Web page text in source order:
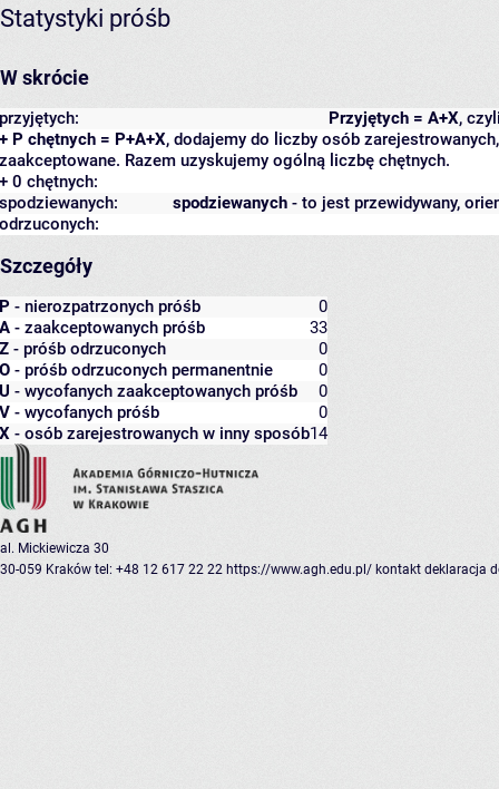
Statystyki próśb
W skrócie
Przyjętych = A+X,
przyjętych:
+ P chętnych = P+A+X, dodajemy do liczby osób
zaakceptowane. Razem uzyskujemy ogólną liczbę chętnych.
+ 0 chętnych:
spodziewanych - to jest przewidywany,
spodziewanych:
odrzuconych:
Szczegóły
P - nierozpatrzonych próśb
0
A - zaakceptowanych próśb
33
Z - próśb odrzuconych
0
O - próśb odrzuconych permanentnie
0
U - wycofanych zaakceptowanych próśb
0
V - wycofanych próśb
0
X - osób zarejestrowanych w inny sposób14
al. Mickiewicza 30
30-059 Kraków tel: +48 12 617 22 22 https://www.agh.edu.pl/ kontakt deklaracja